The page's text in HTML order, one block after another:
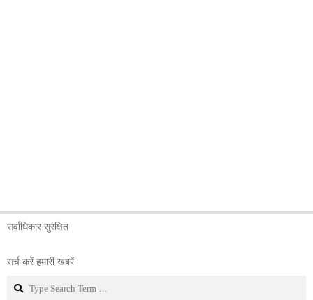
सर्वाधिकार सुरक्षित
सर्च करें हमारी खबरें